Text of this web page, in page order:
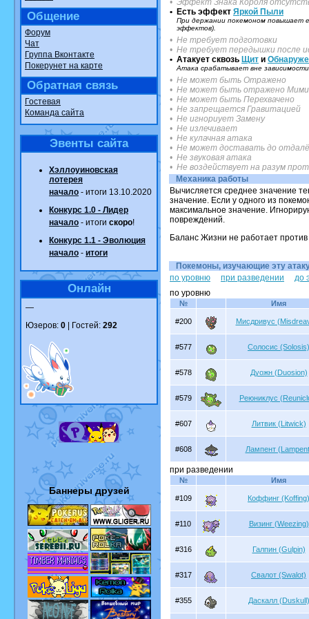
Randomonв
шадоу
в фанарте.
траббишот
фанарте.
Raging Boltот
фанарте.
Shadow
в фанарте.
художникот
Общение
Форум
Чат
Группа Вконтакте
Покерунет на карте
Обратная связь
Гостевая
Команда сайта
Эвенты сайта
Хэллоуиновская
лотерея
начало - итоги 13.10.2020
Конкурс 1.0 - Лидер
начало - итоги скоро!
Конкурс 1.1 - Эволюция
начало - итоги
Онлайн
—
Юзеров: 0 | Гостей: 292
Баннеры друзей
• Эффект Знака Короля
• Есть эффект Яркой Пыли
При держании покемоном повышает
эффектов).
• Не требует подготовки
• Не требует передышки после
• Атакует сквозь Щит и
Атака срабатывает вне
• Не может быть Отражено
• Не может быть отражено
• Не может быть Перехвачено
• Не запрещается Гравитацией
• Не игнориует Замену
• Не излечивает
• Не кулачная атака
• Не может доставать до
• Не звуковая атака
• Не воздействует на разум
Механика работы
Вычисляется среднее значение
значение. Если у одного из
максимальное значение.
повреждений.
Баланс Жизни не работает
Покемоны, изучающие эту
по уровню
при разведении
до
по уровню
№ Имя
#200 Мисдривус
#577 Солосис (Solosis)
#578 Дуожн (Duosion)
#579 Реюниклус
#607 Литвик (Litwick)
#608 Лампент
при разведении
№ Имя
#109 Коффинг (Koffing)
#110 Визинг (Weezing)
#316 Галпин (Gulpin)
#317 Свалот (Swalot)
#355 Даскалл (Duskull)